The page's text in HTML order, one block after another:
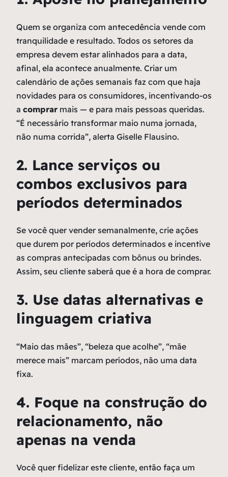
Quem se organiza com antecedência vende com
tranquilidade e resultado. Todos os setores da
empresa devem estar alinhados para a data,
afinal, ela acontece anualmente. Criar um
calendário de ações semanais faz com que haja
novidades para os consumidores, incentivando-os
a comprar mais — e para mais pessoas queridas.
“É necessário transformar maio numa jornada,
não numa corrida”, alerta Giselle Flausino.
2. Lance serviços ou
combos exclusivos para
períodos determinados
Se você quer vender semanalmente, crie ações
que durem por períodos determinados e incentive
as compras antecipadas com bônus ou brindes.
Assim, seu cliente saberá que é a hora de comprar.
3. Use datas alternativas e
linguagem criativa
“Maio das mães”, “beleza que acolhe”, “mãe
merece mais” marcam períodos, não uma data
fixa.
4. Foque na construção do
relacionamento, não
apenas na venda
Você quer fidelizar este cliente, então faça um